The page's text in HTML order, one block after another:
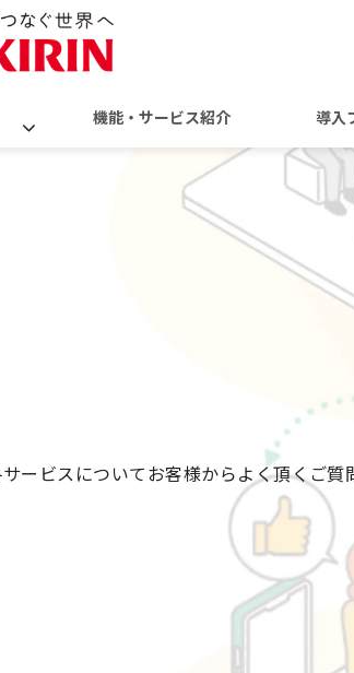
機能・サービス紹介 導入
ービスについてお客様からよく頂くご質